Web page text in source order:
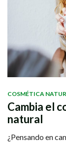
COSMÉTICA
Cambia el
natural
¿Pensando en